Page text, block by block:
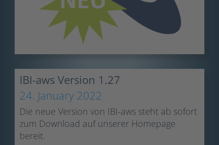
IBI-aws Version 1.27
24. January 2022
Die neue Version von IBI-aws steht ab sofort
zum Download auf unserer Homepage
bereit.